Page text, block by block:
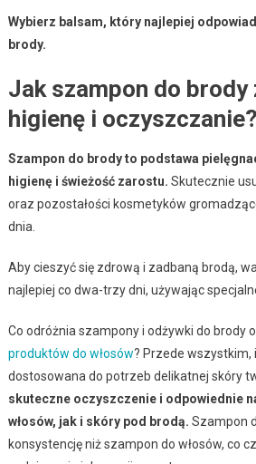
Wybierz balsam, który najlepiej
brody.
Jak szampon do brody
higienę i oczyszczanie?
Szampon do brody to podstawa
higienę i świeżość zarostu. Skutecznie
oraz pozostałości kosmetyków
dnia.
Aby cieszyć się zdrową i zadbaną brodą,
najlepiej co dwa-trzy dni, używając
Co odróżnia szampony i odżywki do brody
produktów do włosów? Przede wszystkim,
dostosowana do potrzeb delikatnej skóry
skuteczne oczyszczenie i odpowiednie
włosów, jak i skóry pod brodą. Szampon
konsystencję niż szampon do włosów, co